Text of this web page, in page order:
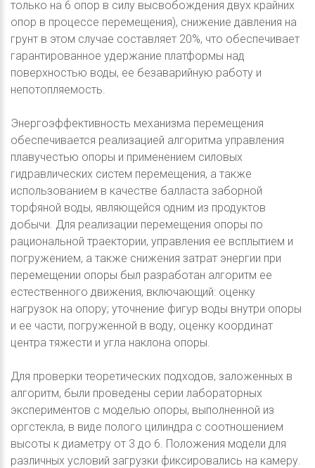
только на 6 опор в силу высвобождения двух крайних
опор в процессе перемещения), снижение давления на
грунт в этом случае составляет 20%, что обеспечивает
гарантированное удержание платформы над
поверхностью воды, ее безаварийную работу и
непотопляемость.
Энергоэффективность механизма перемещения
обеспечивается реализацией алгоритма управления
плавучестью опоры и применением силовых
гидравлических систем перемещения, а также
использованием в качестве балласта заборной
торфяной воды, являющейся одним из продуктов
добычи. Для реализации перемещения опоры по
рациональной траектории, управления ее всплытием и
погружением, а также снижения затрат энергии при
перемещении опоры был разработан алгоритм ее
естественного движения, включающий: оценку
нагрузок на опору; уточнение фигур воды внутри опоры
и ее части, погруженной в воду, оценку координат
центра тяжести и угла наклона опоры.
Для проверки теоретических подходов, заложенных в
алгоритм, были проведены серии лабораторных
экспериментов с моделью опоры, выполненной из
оргстекла, в виде полого цилиндра с соотношением
высоты к диаметру от 3 до 6. Положения модели для
различных условий загрузки фиксировались на камеру.